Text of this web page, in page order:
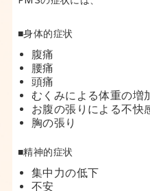
■身体的症状
腹痛
腰痛
頭痛
むくみによる体重の増
お腹の張りによる不快
胸の張り
■精神的症状
集中力の低下
不安